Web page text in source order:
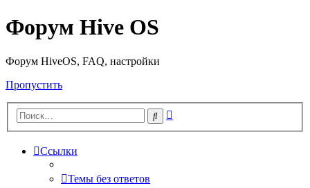
Форум Hive OS
Форум HiveOS, FAQ, настройки
Пропустить
Поиск
Ссылки
Темы без ответов